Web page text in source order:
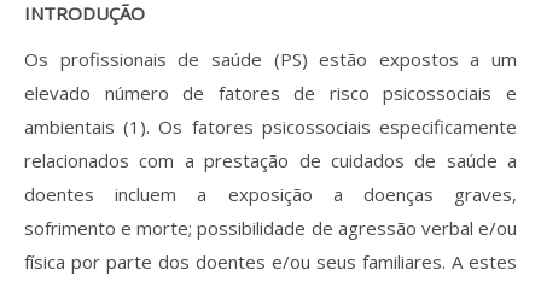
INTRODUÇÃO
Os profissionais de saúde (PS) estão expostos a um
elevado número de fatores de risco psicossociais e
ambientais (1). Os fatores psicossociais especificamente
relacionados com a prestação de cuidados de saúde a
doentes incluem a exposição a doenças graves,
sofrimento e morte; possibilidade de agressão verbal e/ou
física por parte dos doentes e/ou seus familiares. A estes